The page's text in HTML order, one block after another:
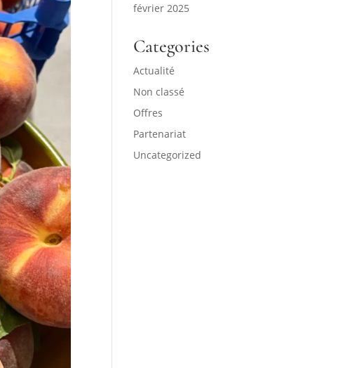
février 2025
Categories
Actualité
Non classé
Offres
Partenariat
Uncategorized